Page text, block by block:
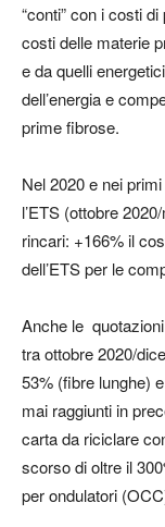
“conti” con i costi
costi delle materie
e da quelli
dell’energia e
prime fibrose.
Nel 2020 e nei
l’ETS (ottobre
rincari: +166% il
dell’ETS per le
Anche le
tra ottobre 2020/
53% (fibre lunghe)
mai raggiunti in
carta da riciclare
scorso di oltre il
per ondulatori